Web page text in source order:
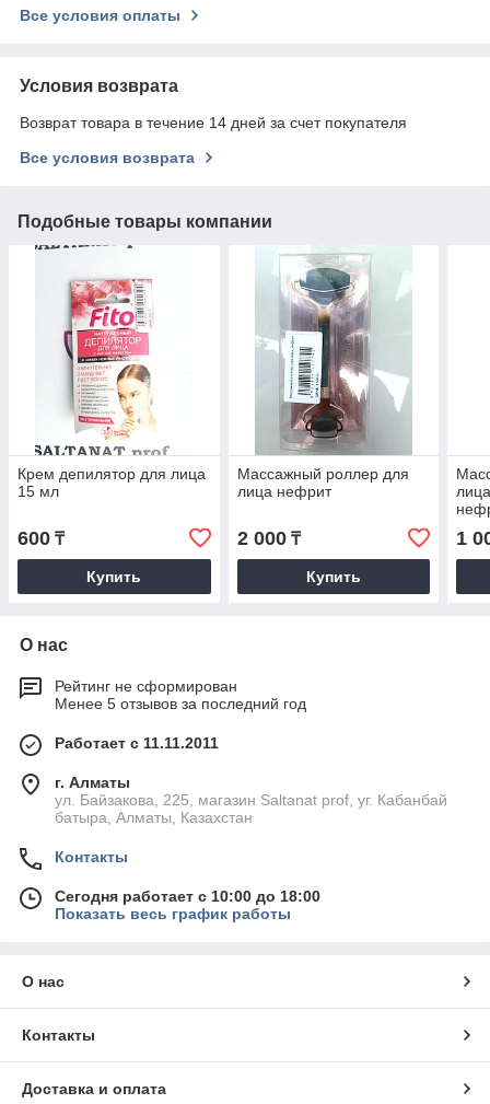
Все условия оплаты
Условия возврата
Возврат товара в течение 14 дней за счет покупателя
Все условия возврата
Подобные товары компании
Крем депилятор для лица
15 мл
600 ₸
Купить
Массажный роллер для
лица нефрит
2 000₸
Купить
1
О нас
Рейтинг не сформирован
Менее 5 отзывов за последний год
Работает с 11.11.2011
г. Алматы
ул. Байзакова, 225, магазин Saltanat prof, уг. Кабанбай
батыра, Алматы, Казахстан
Контакты
Сегодня работает с 10:00 до 18:00
Показать весь график работы
О нас
Контакты
Доставка и оплата